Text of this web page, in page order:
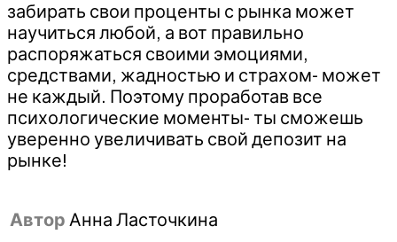
забирать свои проценты с рынка может
научиться любой, а вот правильно
распоряжаться своими эмоциями,
средствами, жадностью и страхом- может
не каждый. Поэтому проработав все
психологические моменты- ты сможешь
уверенно увеличивать свой депозит на
рынке!
Автор Анна Ласточкина